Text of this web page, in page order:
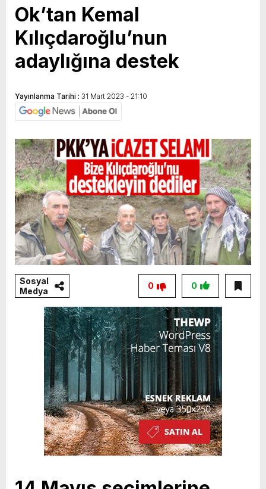
GERÇEKLEŞTİ
Ok’tan Kemal
Kılıçdaroğlu’nun
adaylığına destek
Yayınlanma Tarihi : 31 Mart 2023 - 21:10
Sosyal
Medya
0
0